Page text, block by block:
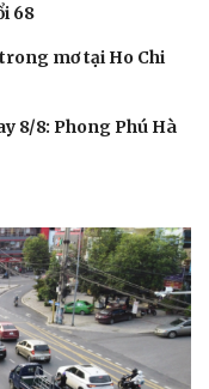
68
mơ tại Ho Chi
8/8: Phong Phú Hà